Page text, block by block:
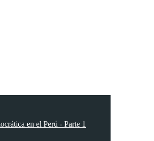
en el Perú - Parte 1